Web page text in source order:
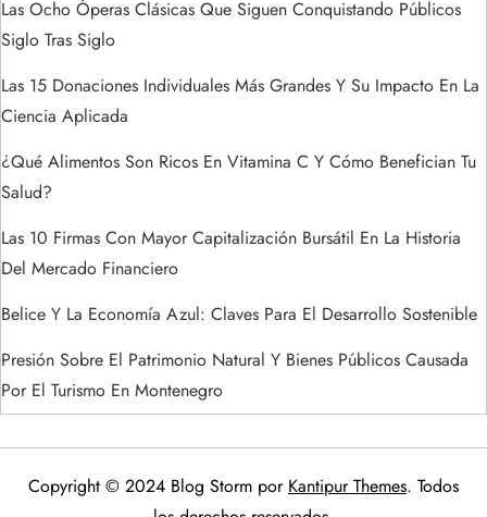
d
a
s
Las Ocho Óperas Clásicas Que Siguen Conquistando Públicos
Siglo Tras Siglo
Las 15 Donaciones Individuales Más Grandes Y Su Impacto En La
Ciencia Aplicada
¿Qué Alimentos Son Ricos En Vitamina C Y Cómo Benefician Tu
Salud?
Las 10 Firmas Con Mayor Capitalización Bursátil En La Historia
Del Mercado Financiero
Belice Y La Economía Azul: Claves Para El Desarrollo Sostenible
Presión Sobre El Patrimonio Natural Y Bienes Públicos Causada
Por El Turismo En Montenegro
Copyright © 2024 Blog Storm por Kantipur Themes. Todos